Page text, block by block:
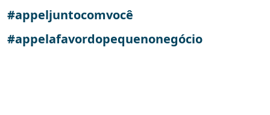
#appeljuntocomvocê
#appelafavordopequenonegócio